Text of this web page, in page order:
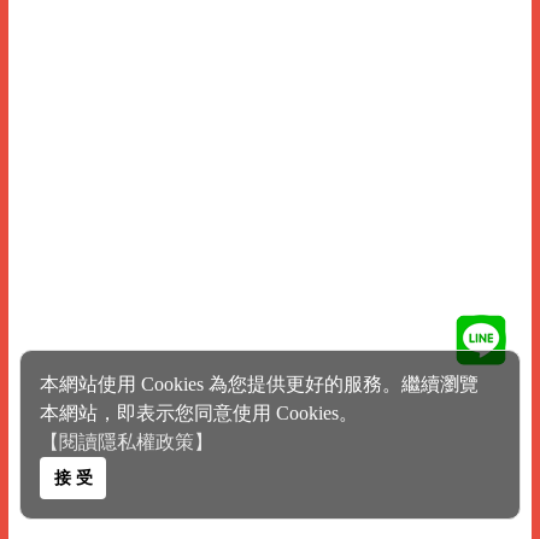
本網站使用 Cookies 為您提供更好的服務。繼續瀏覽
本網站，即表示您同意使用 Cookies。
【閱讀隱私權政策】
接 受